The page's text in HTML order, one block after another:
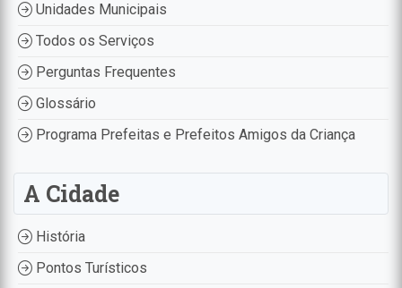
Unidades Municipais
Todos os Serviços
Perguntas Frequentes
Glossário
Programa Prefeitas e Prefeitos Amigos da Criança
A Cidade
História
Pontos Turísticos